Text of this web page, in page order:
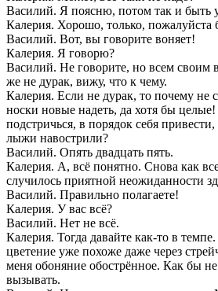
Василий. Я поясню, потом так и быть
Калерия. Хорошо, только, пожалуйста
Василий. Вот, вы говорите воняет!
Калерия. Я говорю?
Василий. Не говорите, но всем своим
же не дурак, вижу, что к чему.
Калерия. Если не дурак, то почему не
носки новые надеть, да хотя бы
подстричься, в порядок себя
лыжи навострили?
Василий. Опять двадцать пять.
Калерия. А, всё понятно. Снова как
случилось приятной неожиданности
Василий. Правильно полагаете!
Калерия. У вас всё?
Василий. Нет не всё.
Калерия. Тогда давайте как-то в
цветение уже похоже даже через
меня обоняние обострённое. Как бы
вызывать.